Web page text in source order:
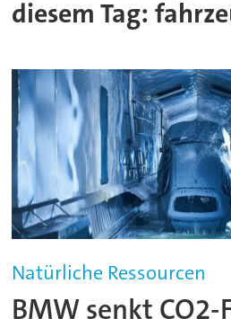
diesem Tag:
Natürliche Ressourcen
BMW senkt